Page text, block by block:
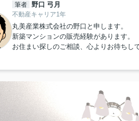
筆者 野口 弓月
不動産キャリア1年
丸美産業株式会社の野口と申します。
新築マンションの販売経験があります。
お住まい探しのご相談、心よりお待ちし